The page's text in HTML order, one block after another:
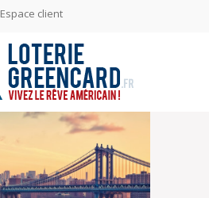
Espace client